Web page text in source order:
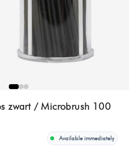
zwart / Microbrush 100
Available immediately